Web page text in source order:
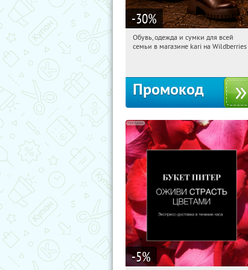
-30%
12:39:41 Получили:
Обувь, одежда и сумки для всей
семьи в магазине kari на Wildberries
Промокод
-5%